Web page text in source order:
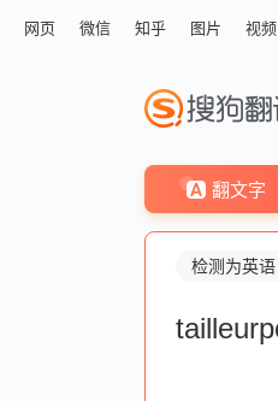
网页 微信 知乎 图片 视频
翻文字
检测为英语